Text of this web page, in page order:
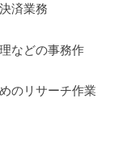
済業務
などの事務作
のリサーチ作業